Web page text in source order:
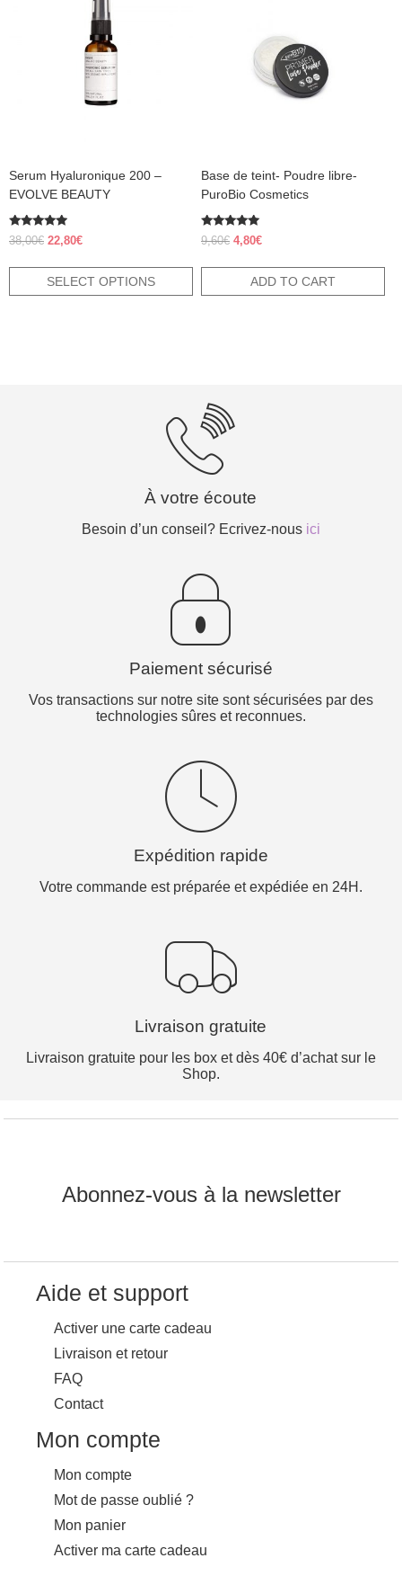
Serum Hyaluronique 200 –
EVOLVE BEAUTY
Rated
4.70
38,00€ Original
22,80€Current
SELECT OPTIONS
page
Base de teint- Poudre libre-
PuroBio Cosmetics
Rated
5.00
9,60€ Original
4,80€Current
ADD TO CART
À votre écoute
Besoin d’un conseil? Ecrivez-nous ici
Paiement sécurisé
Vos transactions sur notre site sont sécurisées par des
technologies sûres et reconnues.
Expédition rapide
Votre commande est préparée et expédiée en 24H.
Livraison gratuite
Livraison gratuite pour les box et dès 40€ d’achat sur le
Shop.
Abonnez-vous à la newsletter
Aide et support
Activer une carte cadeau
Livraison et retour
FAQ
Contact
Mon compte
Mon compte
Mot de passe oublié ?
Mon panier
Activer ma carte cadeau